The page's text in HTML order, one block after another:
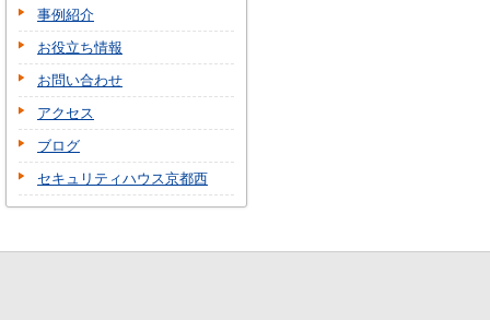
事例紹介
お役立ち情報
お問い合わせ
アクセス
ブログ
セキュリティハウス京都西